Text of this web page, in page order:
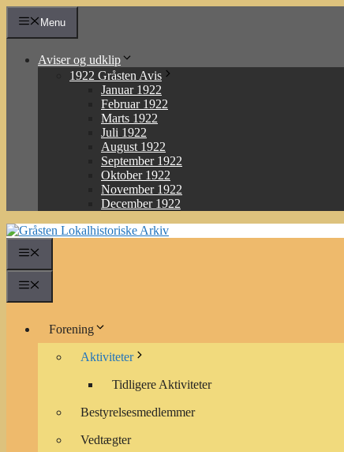
Hop
indhold
Menu
Aviser og udklip
1922 Gråsten Avis
Januar 1922
Februar 1922
Marts 1922
Juli 1922
August 1922
September 1922
Oktober 1922
November 1922
December 1922
Forening
Aktiviteter
Tidligere Aktiviteter
Bestyrelsesmedlemmer
Vedtægter